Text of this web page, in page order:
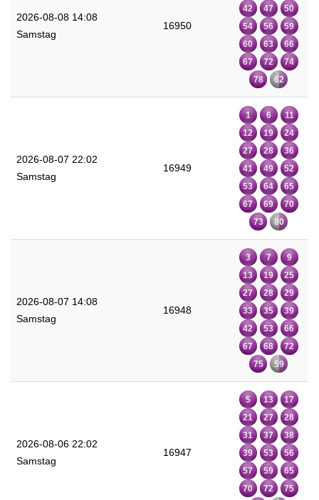
2026-08-08 14:08
Samstag
16950
42
47
50
54
56
59
60
63
66
67
72
74
78
62
2026-08-07 22:02
Samstag
16949
1 6
11
12
19
24
27
28
36
41
49
52
53
64
65
67
69
70
73
80
2026-08-07 14:08
Samstag
16948
3 7
9
13
19
25
27
28
29
33
35
39
42
53
66
67
68
72
75
59
2026-08-06 22:02
Samstag
16947
5 13
17
21
27
28
31
37
38
39
53
56
57
59
65
70
72
75